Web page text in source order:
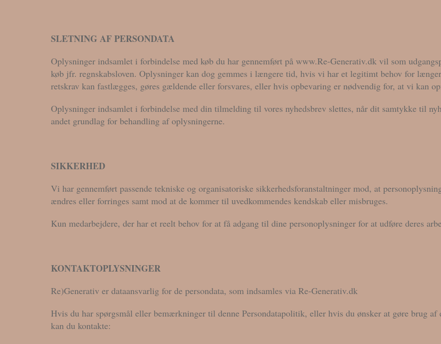
SLETNING AF PERSONDATA
Oplysninger indsamlet i forbindelse med køb du har gennemført på www.Re-Generativ.dk vil som
køb jfr. regnskabsloven. Oplysninger kan dog gemmes i længere tid, hvis vi har et legitimt behov for
retskrav kan fastlægges, gøres gældende eller forsvares, eller hvis opbevaring er nødvendig for, at vi kan
Oplysninger indsamlet i forbindelse med din tilmelding til vores nyhedsbrev slettes, når dit samtykke til
andet grundlag for behandling af oplysningerne.
SIKKERHED
Vi har gennemført passende tekniske og organisatoriske sikkerhedsforanstaltninger mod, at
ændres eller forringes samt mod at de kommer til uvedkommendes kendskab eller misbruges.
Kun medarbejdere, der har et reelt behov for at få adgang til dine personoplysninger for at udføre deres
KONTAKTOPLYSNINGER
Re)Generativ er dataansvarlig for de persondata, som indsamles via Re-Generativ.dk
Hvis du har spørgsmål eller bemærkninger til denne Persondatapolitik, eller hvis du ønsker at gøre brug
kan du kontakte: